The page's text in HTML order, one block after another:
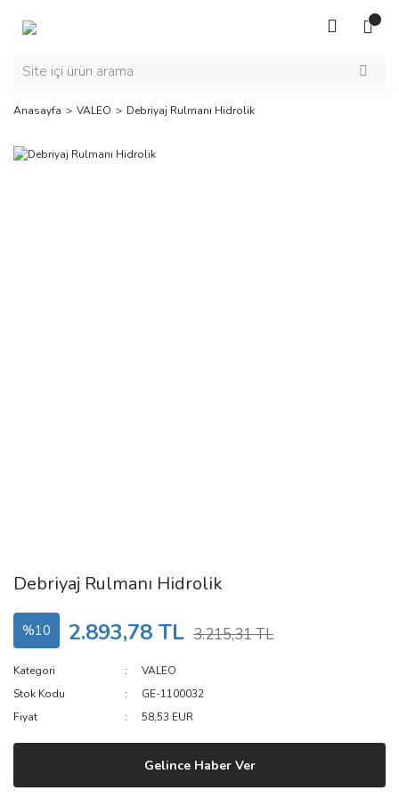
Anasayfa VALEO Debriyaj Rulmanı Hidrolik
Debriyaj Rulmanı Hidrolik
%10 2.893,78 TL 3.215,31 TL
Kategori
VALEO
Stok Kodu
GE-1100032
Fiyat
58,53 EUR
Gelince Haber Ver